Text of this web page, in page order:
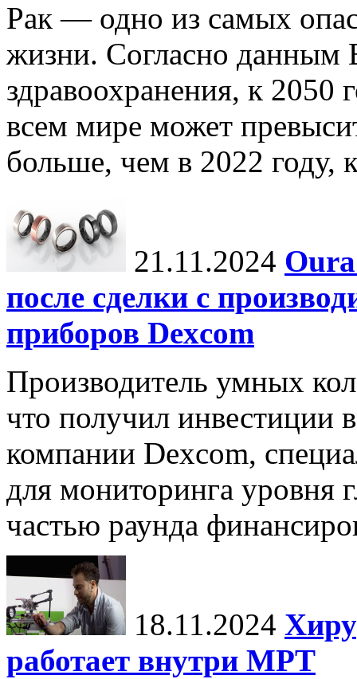
Рак — одно из самых
жизни. Согласно данным
здравоохранения, к 2050
всем мире может
больше, чем в 2022 году,
21.11.2024
после сделки с
приборов Dexcom
Производитель умных
что получил инвестиции
компании Dexcom,
для мониторинга уровня
частью раунда
18.11.2024
работает внутри МРТ